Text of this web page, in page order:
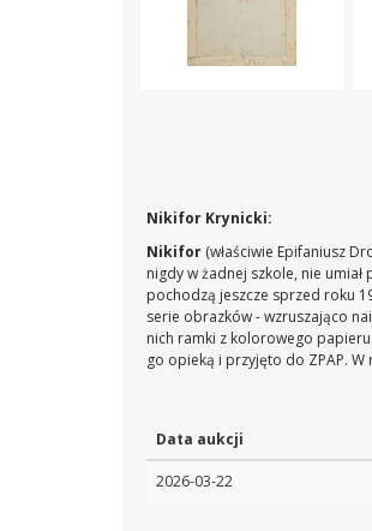
Nikifor Krynicki:
Nikifor (właściwie Epifaniusz
nigdy w żadnej szkole, nie
pochodzą jeszcze sprzed roku
serie obrazków - wzruszająco
nich ramki z kolorowego
go opieką i przyjęto do ZPAP. W
Data aukcji
2026-03-22